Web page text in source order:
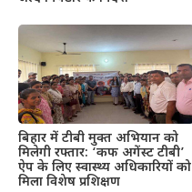
बिहार में टीबी मुक्त अभियान को
मिलेगी रफ्तार: ‘कफ अगेंस्ट टीबी’
ऐप के लिए स्वास्थ्य अधिकारियों को
मिला विशेष प्रशिक्षण